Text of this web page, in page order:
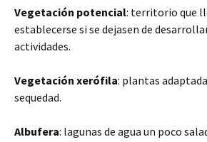
Vegetación potencial: territorio que
establecerse si se dejasen de
actividades.
Vegetación xerófila: plantas
sequedad.
Albufera: lagunas de agua un poco